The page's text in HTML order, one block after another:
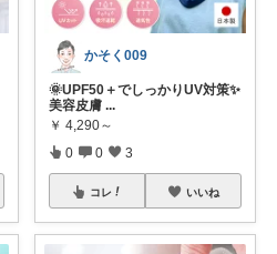
かそく009
🌞UPF50＋でしっかりUV対策✨
美容皮膚 ...
￥ 4,290～
0 0 3
コレ いいね